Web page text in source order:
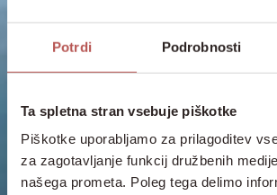
Potrdi Podrobnosti
Ta spletna stran vsebuje piškotke
Piškotke uporabljamo za prilagoditev
za zagotavljanje funkcij družbenih
našega prometa. Poleg tega delimo